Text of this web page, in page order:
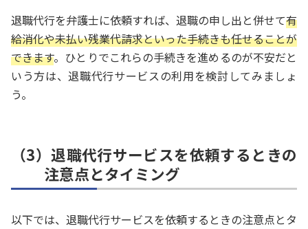
退職代行を弁護士に依頼すれば、退職の申し出と併せて有
給消化や未払い残業代請求といった手続きも任せることが
できます。ひとりでこれらの手続きを進めるのが不安だと
いう方は、退職代行サービスの利用を検討してみましょ
う。
（3）退職代行サービスを依頼するときの
注意点とタイミング
以下では、退職代行サービスを依頼するときの注意点とタ